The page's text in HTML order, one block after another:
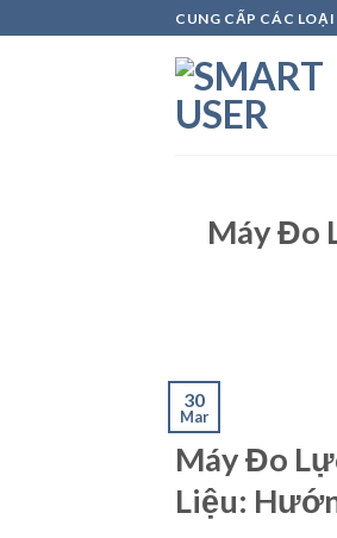
to
CUNG CẤP CÁC
Máy Đo
30
Mar
Máy Đo
Liệu: